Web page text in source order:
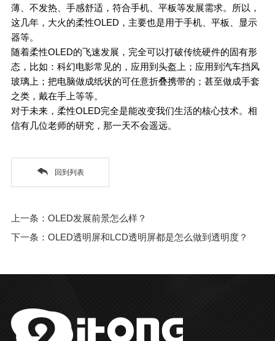
薄、不发热、手感舒适，符合手机、平板等发展需求。所以，
这几年，大火的柔性OLED，主要也是用于手机、平板、显示
器等。
随着柔性OLED的飞速发展，完全可以打破传统硬件的固有形
态，比如：科幻电影常见的，应用到头盔上；应用到汽车挡风
玻璃上；把电脑做成纸状的可任意折叠携带的；甚至做成手套
之类，戴在手上等等。
对于未来，柔性OLED完全是能改变我们生活的核心技术。相
信有几位老师的研究，那一天不会遥远。
回到列表
上一条：OLED发展前景怎么样？
下一条：OLED透明屏和LCD透明屏都是怎么做到透明度？